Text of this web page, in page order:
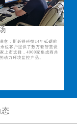
意；斯必得科技14年砥砺前
位客户提供了数万套智慧设
上市选择，4900家集成商共
动力环境监控产品。